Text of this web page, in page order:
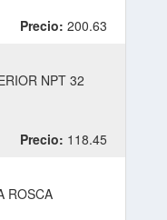
Precio: 200.63
NPT 32
Precio: 118.45
ROSCA